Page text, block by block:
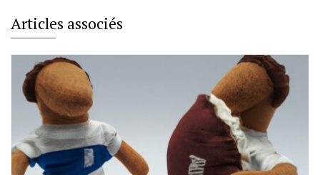
Articles associés